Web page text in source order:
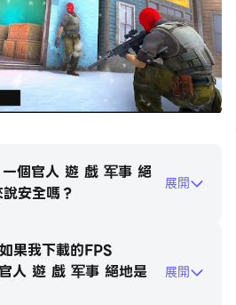
的反恐怖射擊比賽中暴跌。這是
the Dearliand Gureilla恐怖分
戲的3D戰場環境中進行偵察。圍
反恐砲兵可在2023年特種部隊比
制的槍擊行動。
亡之前，才停止。根據射擊戰爭策
作。掩護罷工可在CS進攻罷工中
拍攝以抵抗恐怖分子戰場時，請注
個官人 遊 戲 军事 絕
安全嗎？
展開
果我下載的FPS
遊 戲 军事 絕地是
展開